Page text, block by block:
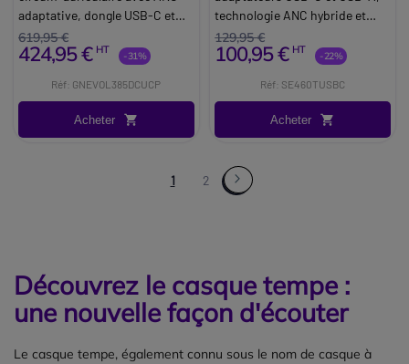
adaptative, dongle USB-C et
base de recharge, conçu pour
offrir une concentration
télétravail.
619,95 €
424,95 € HT -31%
Réf: GNEVOL385DCUCP
Acheter
technologie ANC hybride et
certification Microsoft Teams
pour des conversations claires
environnements de travail
129,95 €
100,95 € HT -22%
Réf: SE460TUSBC
Acheter
1 2
Découvrez le casque tempe :
une nouvelle façon d'écouter
Le casque tempe, également connu sous le nom de casque à